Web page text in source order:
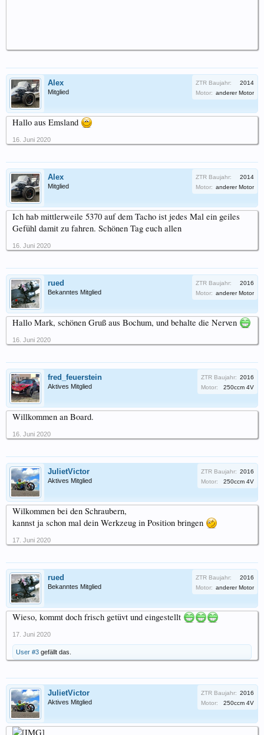
Alex
Mitglied
ZTR Baujahr:
2014
Motor: anderer Motor
Hallo aus Emsland
16. Juni 2020
Alex
Mitglied
ZTR Baujahr:
2014
Motor: anderer Motor
Ich hab mittlerweile 5370 auf dem Tacho ist jedes Mal ein geiles
Gefühl damit zu fahren. Schönen Tag euch allen
16. Juni 2020
rued
Bekanntes Mitglied
ZTR Baujahr:
2016
Motor: anderer Motor
Hallo Mark, schönen Gruß aus Bochum, und behalte die Nerven
16. Juni 2020
fred_feuerstein
Aktives Mitglied
ZTR Baujahr: 2016
Motor:
250ccm 4V
Willkommen an Board.
16. Juni 2020
JulietVictor
Aktives Mitglied
ZTR Baujahr: 2016
Motor:
250ccm 4V
Wilkommen bei den Schraubern,
kannst ja schon mal dein Werkzeug in Position bringen
17. Juni 2020
rued
Bekanntes Mitglied
ZTR Baujahr:
2016
Motor: anderer Motor
Wieso, kommt doch frisch getüvt und eingestellt
17. Juni 2020
User #3 gefällt das.
JulietVictor
Aktives Mitglied
ZTR Baujahr: 2016
Motor:
250ccm 4V